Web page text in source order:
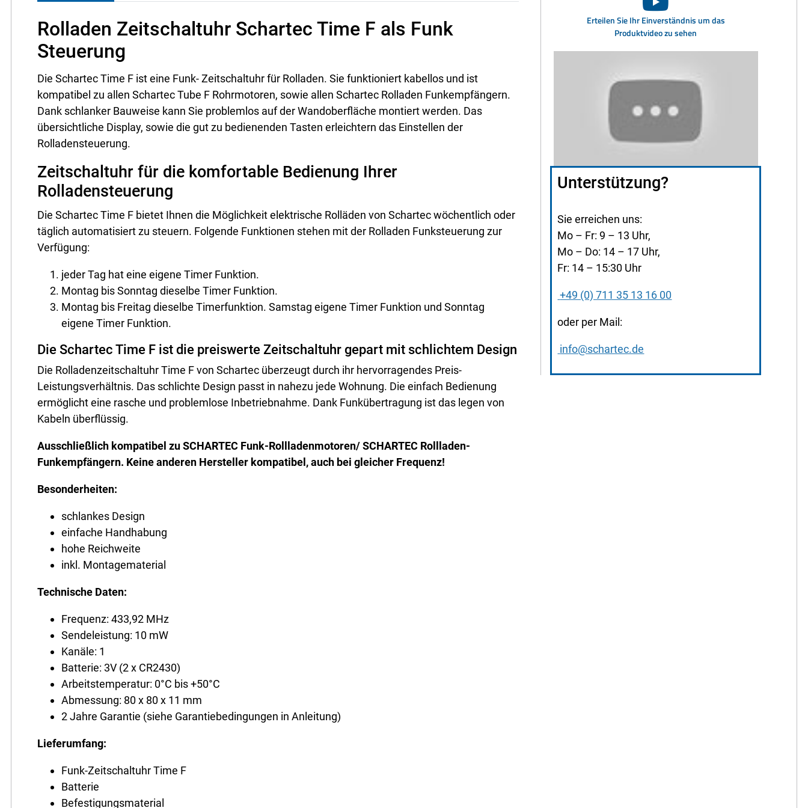
Rolladen Zeitschaltuhr Schartec Time F als Funk
Steuerung
Die Schartec Time F ist eine Funk- Zeitschaltuhr für Rolladen. Sie funktioniert kabellos und ist
kompatibel zu allen Schartec Tube F Rohrmotoren, sowie allen Schartec Rolladen Funkempfängern.
Dank schlanker Bauweise kann Sie problemlos auf der Wandoberfläche montiert werden. Das
übersichtliche Display, sowie die gut zu bedienenden Tasten erleichtern das Einstellen der
Rolladensteuerung.
Zeitschaltuhr für die komfortable Bedienung Ihrer
Rolladensteuerung
Die Schartec Time F bietet Ihnen die Möglichkeit elektrische Rolläden von Schartec wöchentlich oder
täglich automatisiert zu steuern. Folgende Funktionen stehen mit der Rolladen Funksteuerung zur
Verfügung:
jeder Tag hat eine eigene Timer Funktion.
Montag bis Sonntag dieselbe Timer Funktion.
Montag bis Freitag dieselbe Timerfunktion. Samstag eigene Timer Funktion und Sonntag
eigene Timer Funktion.
Die Schartec Time F ist die preiswerte Zeitschaltuhr gepart mit schlichtem Design
Die Rolladenzeitschaltuhr Time F von Schartec überzeugt durch ihr hervorragendes Preis-
Leistungsverhältnis. Das schlichte Design passt in nahezu jede Wohnung. Die einfach Bedienung
ermöglicht eine rasche und problemlose Inbetriebnahme. Dank Funkübertragung ist das legen von
Kabeln überflüssig.
Ausschließlich kompatibel zu SCHARTEC Funk-Rollladenmotoren/ SCHARTEC Rollladen-
Funkempfängern. Keine anderen Hersteller kompatibel, auch bei gleicher Frequenz!
Besonderheiten:
schlankes Design
einfache Handhabung
hohe Reichweite
inkl. Montagematerial
Technische Daten:
Frequenz: 433,92 MHz
Sendeleistung: 10 mW
Kanäle: 1
Batterie: 3V (2 x CR2430)
Arbeitstemperatur: 0°C bis +50°C
Abmessung: 80 x 80 x 11 mm
2 Jahre Garantie (siehe Garantiebedingungen in Anleitung)
Lieferumfang:
Funk-Zeitschaltuhr Time F
Batterie
Befestigungsmaterial
Erteilen Sie Ihr Einverständnis um das
Produktvideo zu sehen
Unterstützung?
Sie erreichen uns:
Mo – Fr: 9 – 13 Uhr,
Mo – Do: 14 – 17 Uhr,
Fr: 14 – 15:30 Uhr
+49 (0) 711 35 13 16 00
oder per Mail:
info@schartec.de